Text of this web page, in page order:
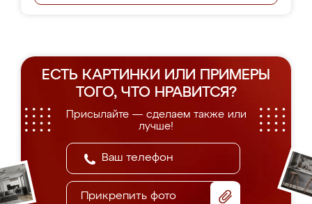
ЕСТЬ КАРТИНКИ ИЛИ ПРИМЕРЫ
ТОГО, ЧТО НРАВИТСЯ?
Присылайте — сделаем также или
лучше!
Прикрепить фото